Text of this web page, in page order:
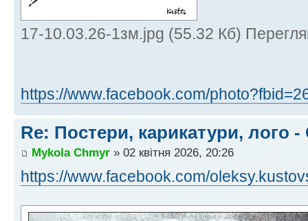
17-10.03.26-1зм.jpg (55.32 Кб)
https://www.facebook.com/
Re: Постери, карикатури, лого
Mykola Chmyr » 02 квітня 2026, 20:26
https://www.facebook.com/